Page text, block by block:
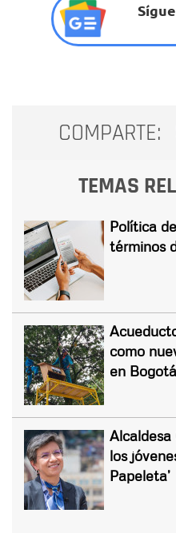
COMPARTE:
TEMAS
Política
términos
como
en Bogotá
Alcaldesa
los
Papeleta’